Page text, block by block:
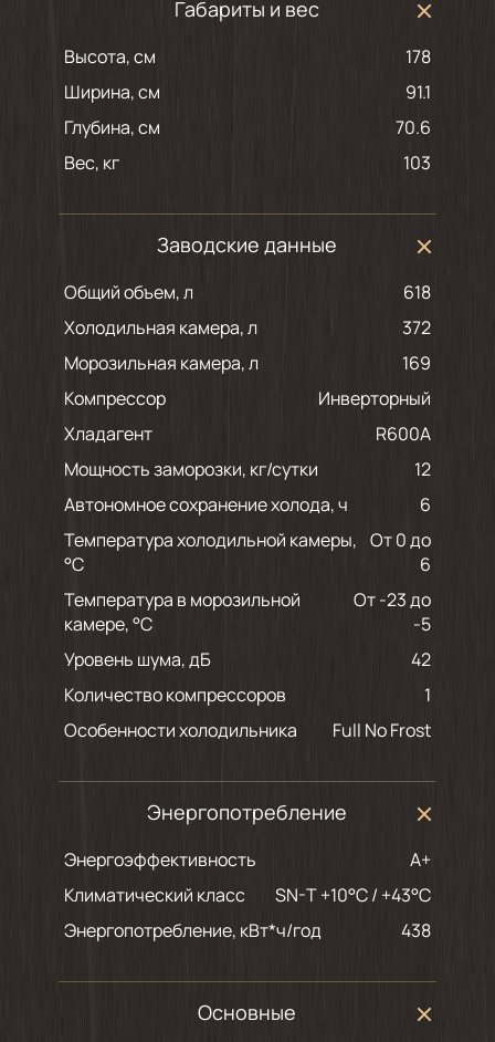
Габариты и вес
Высота, см
178
Ширина, см
91.1
Глубина, см
70.6
Вес, кг
103
Заводские данные
Общий объем, л
618
Холодильная камера, л
372
Морозильная камера, л
169
Компрессор
Инверторный
Хладагент
R600A
Мощность заморозки, кг/сутки
12
Автономное сохранение холода, ч
6
Температура холодильной камеры,
°С
От 0 до
6
Температура в морозильной
камере, °С
От -23 до
-5
Уровень шума, дБ
42
Количество компрессоров
1
Особенности холодильника
Full No Frost
Энергопотребление
Энергоэффективность
A+
Климатический класс
SN-T +10°C / +43°C
Энергопотребление, кВт*ч/год
438
Основные